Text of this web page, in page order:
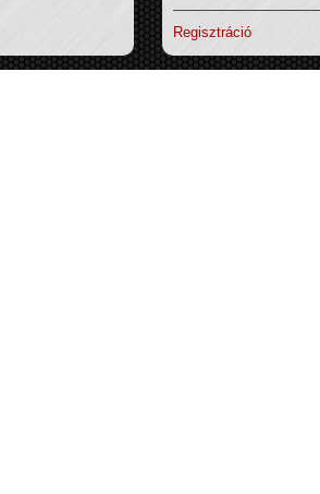
Regisztráció